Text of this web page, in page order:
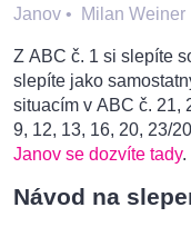
Janov • Milan Weiner
Z ABC č. 1 si slepíte
slepíte jako
situacím v ABC č. 21,
9, 12, 13, 16, 20, 23/
Janov se dozvíte tady.
Návod na